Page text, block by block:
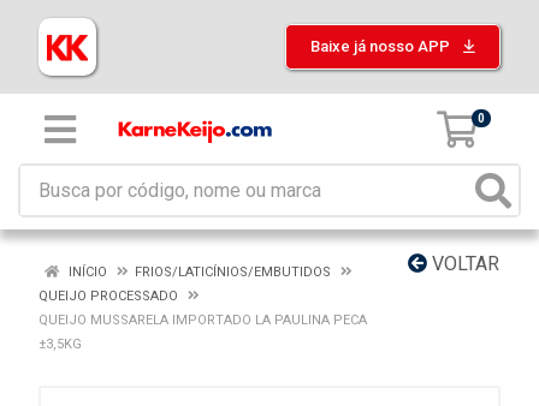
Baixe já nosso APP
0
VOLTAR
INÍCIO
FRIOS/LATICÍNIOS/EMBUTIDOS
QUEIJO PROCESSADO
QUEIJO MUSSARELA IMPORTADO LA PAULINA PECA
±3,5KG